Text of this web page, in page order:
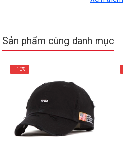
Sản phẩm cùng danh mục
- 10%